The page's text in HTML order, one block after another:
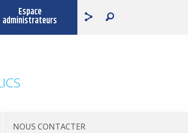
Espace
administrateurs
NOUS CONTACTER